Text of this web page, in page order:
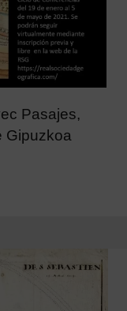
Pasajes,
Gipuzkoa